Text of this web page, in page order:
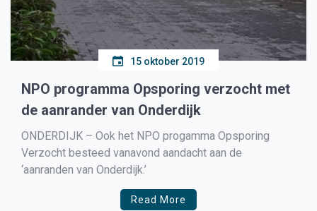
15 oktober 2019
NPO programma Opsporing verzocht met
de aanrander van Onderdijk
ONDERDIJK – Ook het NPO progamma Opsporing
Verzocht besteed vanavond aandacht aan de
‘aanranden van Onderdijk.’
Read More